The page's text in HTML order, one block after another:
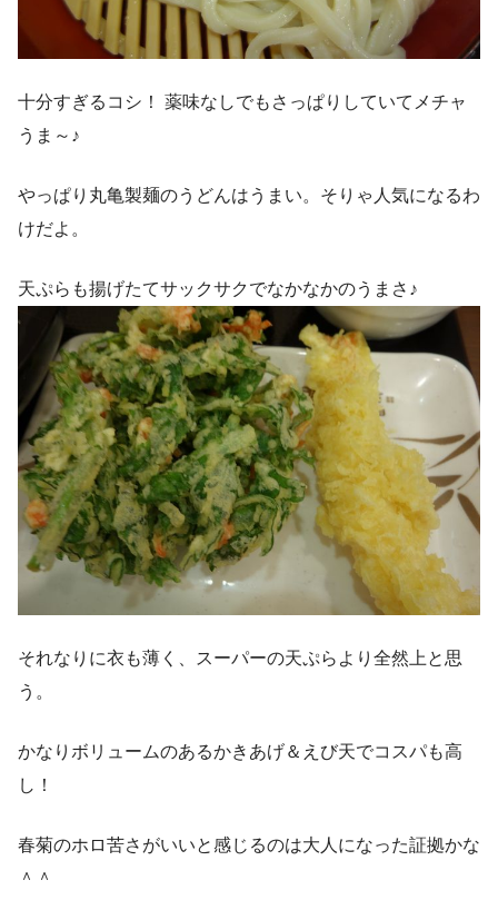
十分すぎるコシ！ 薬味なしでもさっぱりしていてメチャ
うま～♪
やっぱり丸亀製麺のうどんはうまい。そりゃ人気になるわ
けだよ。
天ぷらも揚げたてサックサクでなかなかのうまさ♪
それなりに衣も薄く、スーパーの天ぷらより全然上と思
う。
かなりボリュームのあるかきあげ＆えび天でコスパも高
し！
春菊のホロ苦さがいいと感じるのは大人になった証拠かな
＾＾